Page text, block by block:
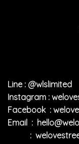
Line : @wlslimited
Instagram :
Facebook :
Email :
: